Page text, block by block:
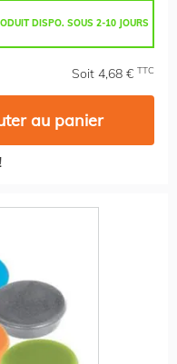
DISPO. SOUS 2-10 JOURS
Soit 4,68 € TTC
au panier